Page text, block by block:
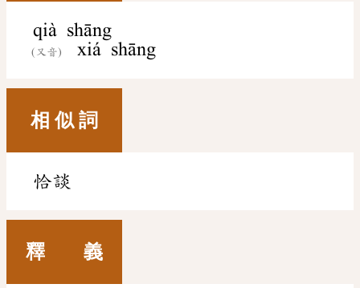
qià shāng
(又音) xiá shāng
相 似 詞
恰談
釋 義